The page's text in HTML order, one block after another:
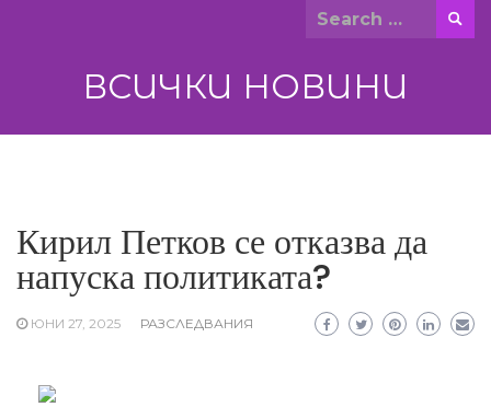
Search
ВСИЧКИ НОВИНИ
Кирил Петков се отказва да
напуска политиката?
ЮНИ 27, 2025 РАЗСЛЕДВАНИЯ